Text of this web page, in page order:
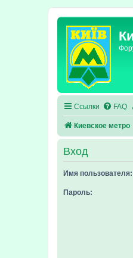
Ссылки FAQ
Киевское метро
Вход
Имя пользователя:
Пароль: